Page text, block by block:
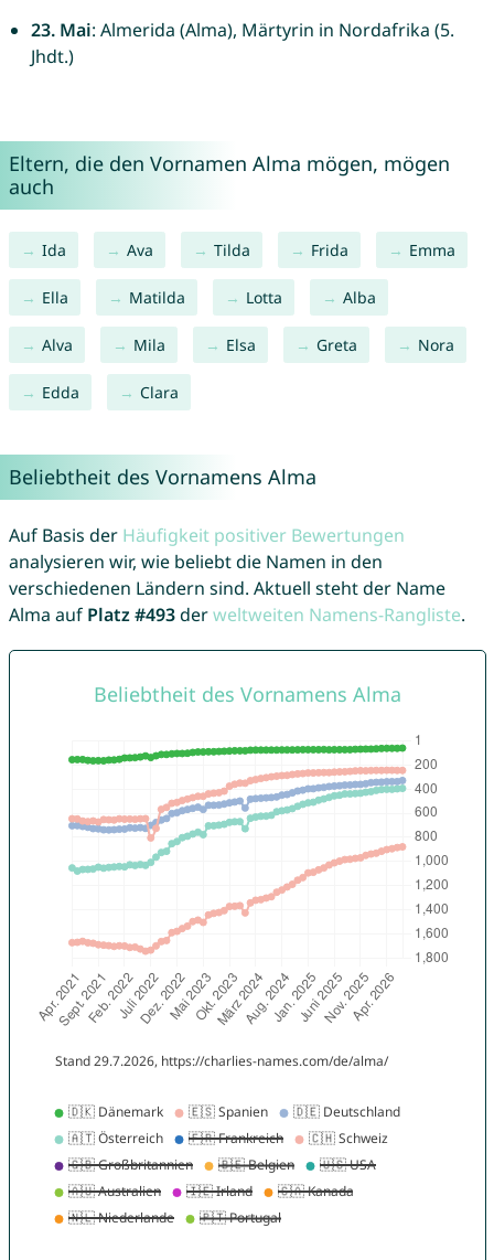
23. Mai: Almerida (Alma), Märtyrin in Nordafrika (5.
Jhdt.)
Eltern, die den Vornamen Alma mögen, mögen
auch
Ida Ava Tilda Frida Emma
Ella Matilda Lotta Alba
Alva Mila Elsa Greta Nora
Edda Clara
Beliebtheit des Vornamens Alma
Auf Basis der Häufigkeit positiver Bewertungen
analysieren wir, wie beliebt die Namen in den
verschiedenen Ländern sind. Aktuell steht der Name
Alma auf Platz #493derweltweiten Namens-Rangliste.